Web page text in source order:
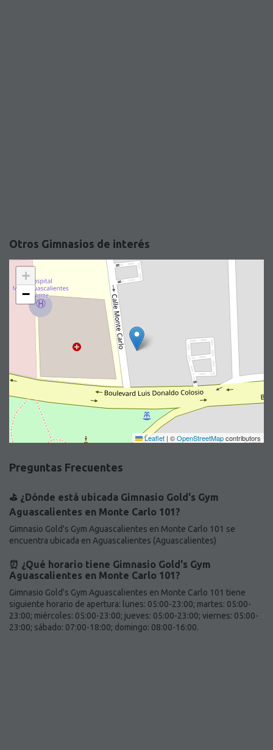
Otros Gimnasios de interés
+
−
Leaflet | ©OpenStreetMapcontributors
Preguntas Frecuentes
⛳️ ¿Dónde está ubicada Gimnasio Gold's Gym
Aguascalientes en Monte Carlo 101?
Gimnasio Gold's Gym Aguascalientes en Monte Carlo 101 se
encuentra ubicada en Aguascalientes (Aguascalientes)
⏰ ¿Qué horario tiene Gimnasio Gold's Gym
Aguascalientes en Monte Carlo 101?
Gimnasio Gold's Gym Aguascalientes en Monte Carlo 101 tiene
siguiente horario de apertura: lunes: 05:00-23:00; martes: 05:00-
23:00; miércoles: 05:00-23:00; jueves: 05:00-23:00; viernes: 05:00-
23:00; sábado: 07:00-18:00; domingo: 08:00-16:00.